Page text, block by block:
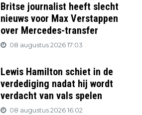
Britse journalist heeft slecht
nieuws voor Max Verstappen
over Mercedes-transfer
08 augustus 2026 17:03
Lewis Hamilton schiet in de
verdediging nadat hij wordt
verdacht van vals spelen
08 augustus 2026 16:02